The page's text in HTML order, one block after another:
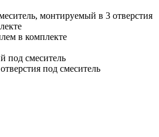
монтируемый в 3 отверстия
в комплекте
под смеситель
под смеситель